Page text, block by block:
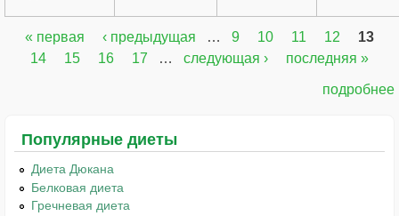
Страницы
« первая ‹ предыдущая … 9 10 11 12
13
14
15 16 17 … следующая › последняя »
подробнее
Популярные диеты
Диета Дюкана
Белковая диета
Гречневая диета